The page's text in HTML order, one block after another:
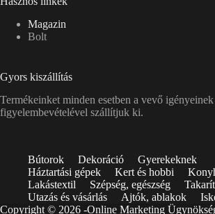
Magazin
Bolt
Gyors kiszállítás
Termékeinket minden esetben a vevő igényeinek
figyelembevételével szállítjuk ki.
Bútorok Dekoráció
Gyerekeknek
Háztartási gépek
Kert és hobbi
Lakástextil
Szépség, egészség
Utazás és vásárlás
Ajtók, ablakok
Copyright © 2026 -Online Marketing